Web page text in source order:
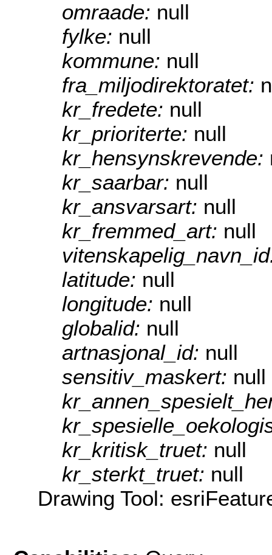
omraade: null
fylke: null
kommune: null
fra_miljodirektoratet:
kr_fredete: null
kr_prioriterte: null
kr_hensynskrevende:
kr_saarbar: null
kr_ansvarsart: null
kr_fremmed_art: null
latitude: null
longitude: null
globalid: null
artnasjonal_id: null
sensitiv_maskert: null
kr_kritisk_truet: null
kr_sterkt_truet: null
Drawing Tool: